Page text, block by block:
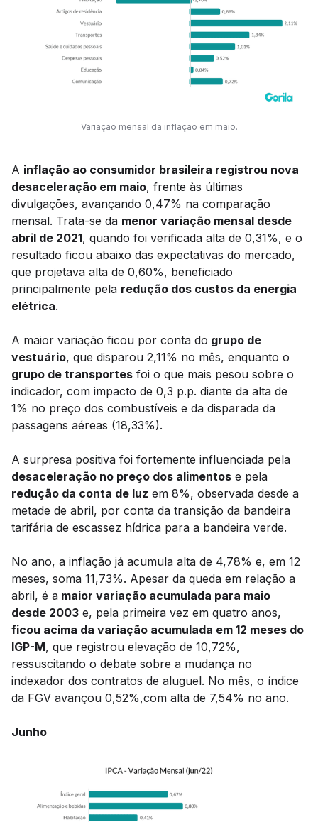
Variação mensal da inflação em maio.
A inflação ao consumidor brasileira registrou nova
desaceleração em maio, frente às últimas
divulgações, avançando 0,47% na comparação
mensal. Trata-se da menor variação mensal desde
abril de 2021, quando foi verificada alta de 0,31%, e o
resultado ficou abaixo das expectativas do mercado,
que projetava alta de 0,60%, beneficiado
principalmente pela redução dos custos da energia
elétrica.
A maior variação ficou por conta do grupo de
vestuário, que disparou 2,11% no mês, enquanto o
grupo de transportes foi o que mais pesou sobre o
indicador, com impacto de 0,3 p.p. diante da alta de
1% no preço dos combustíveis e da disparada da
passagens aéreas (18,33%).
A surpresa positiva foi fortemente influenciada pela
desaceleração no preço dos alimentos e pela
redução da conta de luz em 8%, observada desde a
metade de abril, por conta da transição da bandeira
tarifária de escassez hídrica para a bandeira verde.
No ano, a inflação já acumula alta de 4,78% e, em 12
meses, soma 11,73%. Apesar da queda em relação a
abril, é a maior variação acumulada para maio
desde 2003 e, pela primeira vez em quatro anos,
ficou acima da variação acumulada em 12 meses do
IGP-M, que registrou elevação de 10,72%,
ressuscitando o debate sobre a mudança no
indexador dos contratos de aluguel. No mês, o índice
da FGV avançou 0,52%,com alta de 7,54% no ano.
Junho